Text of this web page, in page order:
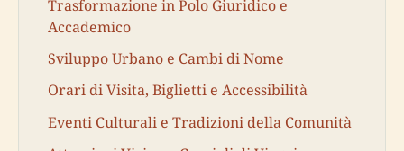
Trasformazione in Polo Giuridico e
Accademico
Sviluppo Urbano e Cambi di Nome
Orari di Visita, Biglietti e Accessibilità
Eventi Culturali e Tradizioni della Comunità